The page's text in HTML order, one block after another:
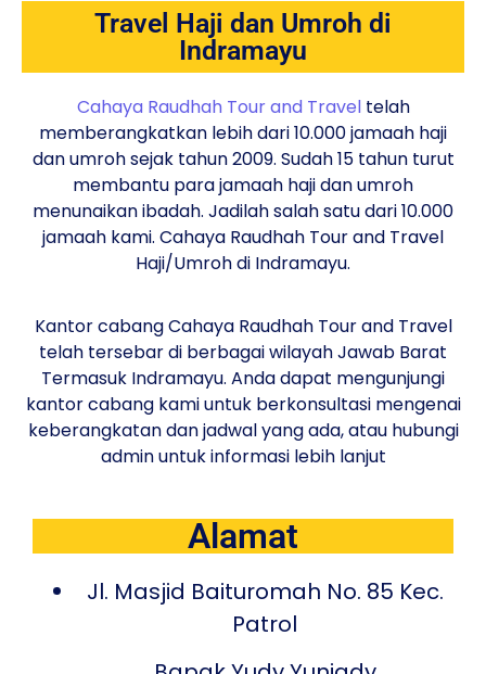
Travel Haji dan Umroh di
Indramayu
Cahaya Raudhah Tour and Traveltelah
memberangkatkan lebih dari 10.000 jamaah haji
dan umroh sejak tahun 2009. Sudah 15 tahun turut
membantu para jamaah haji dan umroh
menunaikan ibadah. Jadilah salah satu dari 10.000
jamaah kami. Cahaya Raudhah Tour and Travel
Haji/Umroh di Indramayu.
Kantor cabang Cahaya Raudhah Tour and Travel
telah tersebar di berbagai wilayah Jawab Barat
Termasuk Indramayu. Anda dapat mengunjungi
kantor cabang kami untuk berkonsultasi mengenai
keberangkatan dan jadwal yang ada, atau hubungi
admin untuk informasi lebih lanjut
Alamat
Jl. Masjid Baituromah No. 85 Kec.
Patrol